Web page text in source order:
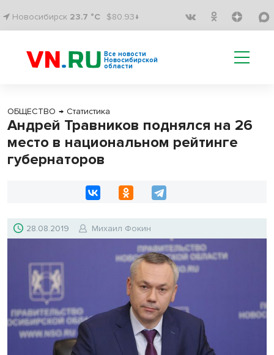
Новосибирск 23.7 °C $80.93↓
Все новости
Новосибирской
области
ОБЩЕСТВО → Статистика
Андрей Травников поднялся на 26
место в национальном рейтинге
губернаторов
28.08.2019 Михаил Фокин